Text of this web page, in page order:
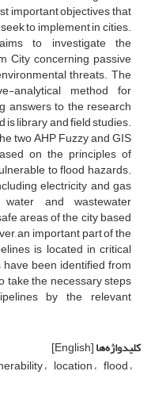
important objectives that
to implement in cities.
to investigate the
City concerning passive
threats. The
analytical method for
answers to the research
library and field studies.
two AHP Fuzzy and GIS
on the principles of
to flood hazards.
electricity and gas
and wastewater
areas of the city based
an important part of the
is located in critical
been identified from
take the necessary steps
by the relevant
کلیدواژه‌ها[English]
location flood